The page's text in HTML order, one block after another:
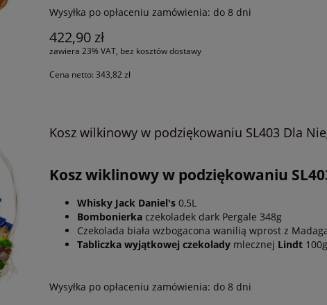
Idealny prezent firmowy MCX55
Pierwsza gwiazdka
184,38 zł
Zestaw prezentowy na
Wysyłka po opłaceniu zamówienia: do 8 dni
422,90 zł
zawiera 23% VAT, bez kosztów dostawy
Cena netto:343,82 zł
Kosz wilkinowy w podziękowaniu SL403 Dla
Kosz wiklinowy w podziękowaniu
Whisky Jack Daniel's 0,5L
Bombonierka czekoladek dark Pergale 348g
Czekolada biała wzbogacona wanilią wprost z
Tabliczka wyjątkowej czekolady mlecznej Lindt 100g
Wysyłka po opłaceniu zamówienia: do 8 dni